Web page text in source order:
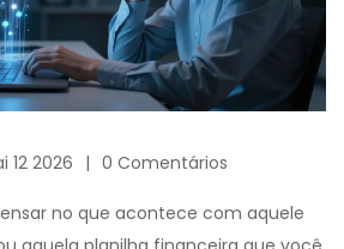
12 2026 0 Comentários
no que acontece com aquele